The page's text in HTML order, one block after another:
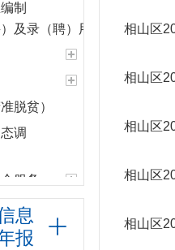
制
及录（聘）用信息
脱贫）
调
服务
”
息
报
相山区
相山区
相山区
相山区
相山区